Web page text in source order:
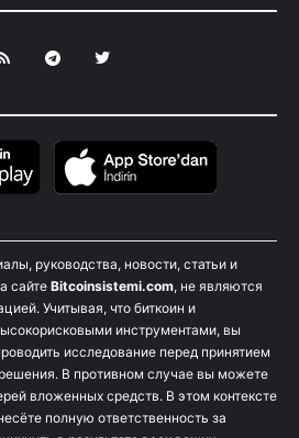
руководства, новости, статьи и
сайте Bitcoinsistemi.com, не являются
Учитывая, что биткоин и
инструментами, вы
исследование перед принятием
В противном случае вы можете
вложенных средств. В этом контексте
полную ответственность за